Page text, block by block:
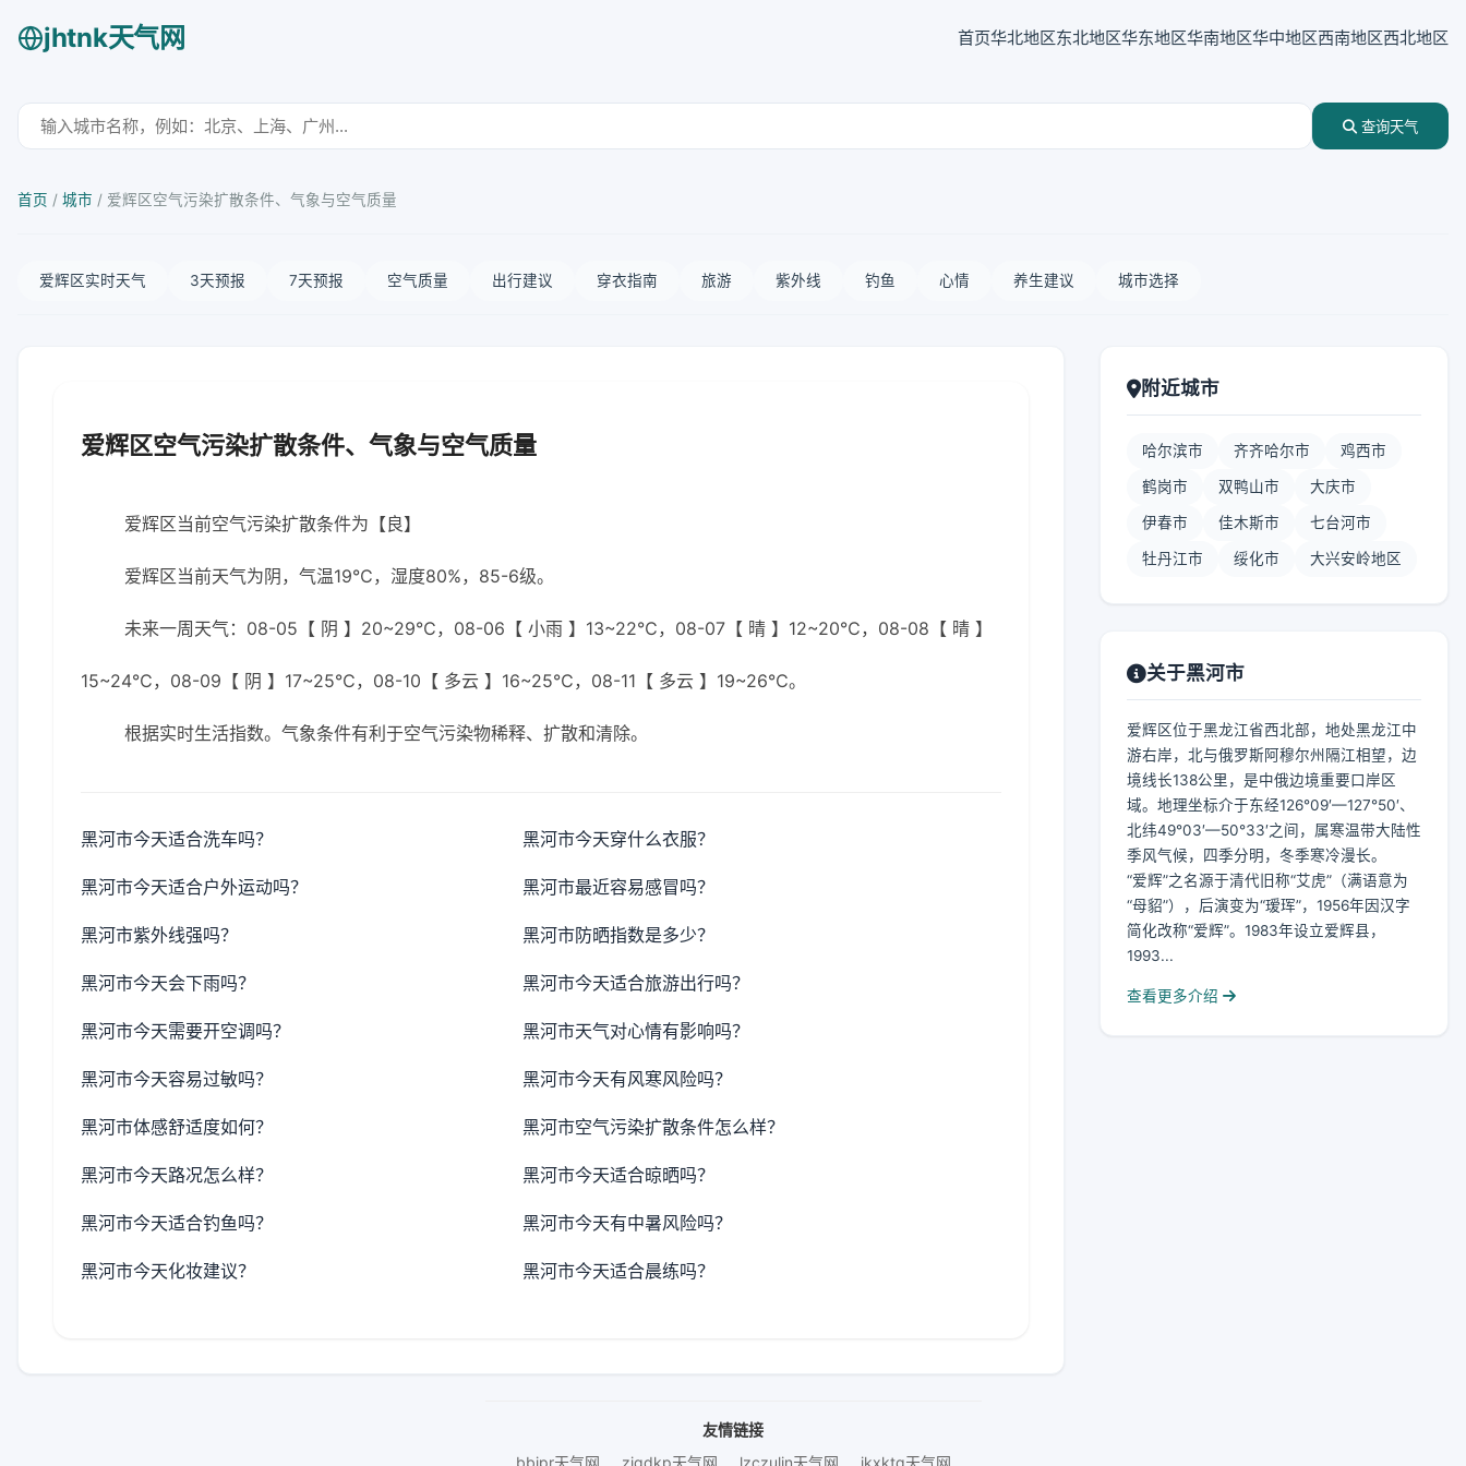
jhtnk天气网 首页华北地区东北地区华东地区华南地区华中地区西南地区西北地区
查询天气
首页 / 城市 / 爱辉区空气污染扩散条件、气象与空气质量
爱辉区实时天气 3天预报 7天预报 空气质量 出行建议 穿衣指南 旅游 紫外线 钓鱼 心情 养生建议 城市选择
爱辉区空气污染扩散条件、气象与空气质量
爱辉区当前空气污染扩散条件为【良】
爱辉区当前天气为阴，气温19℃，湿度80%，85-6级。
未来一周天气：08-05【 阴 】20~29℃，08-06【 小雨 】13~22℃，08-07【 晴 】12~20℃，08-08【 晴 】
15~24℃，08-09【 阴 】17~25℃，08-10【 多云 】16~25℃，08-11【 多云 】19~26℃。
根据实时生活指数。气象条件有利于空气污染物稀释、扩散和清除。
黑河市今天适合洗车吗？ 黑河市今天穿什么衣服？
黑河市今天适合户外运动吗？ 黑河市最近容易感冒吗？
黑河市紫外线强吗？ 黑河市防晒指数是多少？
黑河市今天会下雨吗？ 黑河市今天适合旅游出行吗？
黑河市今天需要开空调吗？ 黑河市天气对心情有影响吗？
黑河市今天容易过敏吗？ 黑河市今天有风寒风险吗？
黑河市体感舒适度如何？ 黑河市空气污染扩散条件怎么样？
黑河市今天路况怎么样？ 黑河市今天适合晾晒吗？
黑河市今天适合钓鱼吗？ 黑河市今天有中暑风险吗？
黑河市今天化妆建议？ 黑河市今天适合晨练吗？
附近城市
哈尔滨市 齐齐哈尔市 鸡西市
鹤岗市 双鸭山市 大庆市
伊春市 佳木斯市 七台河市
牡丹江市 绥化市 大兴安岭地区
关于黑河市
爱辉区位于黑龙江省西北部，地处黑龙江中
游右岸，北与俄罗斯阿穆尔州隔江相望，边
境线长138公里，是中俄边境重要口岸区
域。地理坐标介于东经126°09′—127°50′、
北纬49°03′—50°33′之间，属寒温带大陆性
季风气候，四季分明，冬季寒冷漫长。
“爱辉”之名源于清代旧称“艾虎”（满语意为
“母貂”），后演变为“瑷珲”，1956年因汉字
简化改称“爱辉”。1983年设立爱辉县，
1993...
查看更多介绍
友情链接
bbjpr天气网
zigdkp天气网 lzczulin天气网 ikxktq天气网